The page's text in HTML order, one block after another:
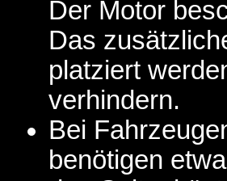
Der Motor
Das
platziert
verhindern.
Bei
benötigen